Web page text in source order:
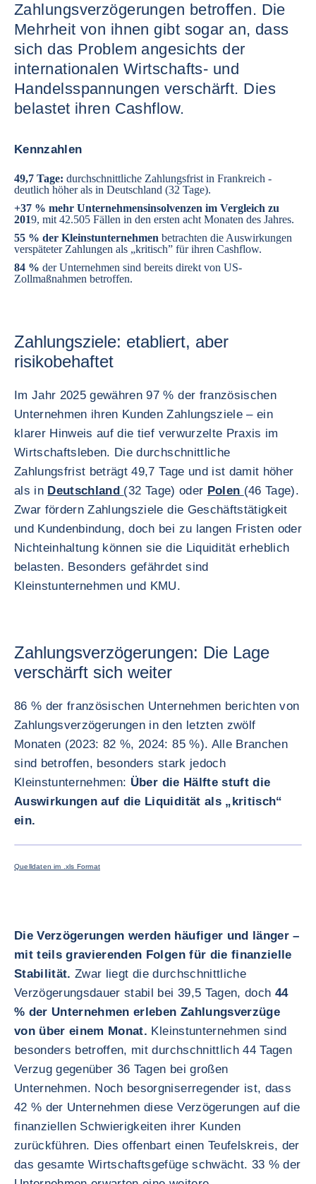
Zahlungsverzögerungen betroffen. Die
Mehrheit von ihnen gibt sogar an, dass
sich das Problem angesichts der
internationalen Wirtschafts- und
Handelsspannungen verschärft. Dies
belastet ihren Cashflow.
Kennzahlen
49,7 Tage: durchschnittliche Zahlungsfrist in Frankreich -
deutlich höher als in Deutschland (32 Tage).
+37 % mehr Unternehmensinsolvenzen im Vergleich zu
2019, mit 42.505 Fällen in den ersten acht Monaten des Jahres.
55 % der Kleinstunternehmen betrachten die Auswirkungen
verspäteter Zahlungen als „kritisch” für ihren Cashflow.
84 % der Unternehmen sind bereits direkt von US-
Zollmaßnahmen betroffen.
Zahlungsziele: etabliert, aber
risikobehaftet
Im Jahr 2025 gewähren 97 % der französischen
Unternehmen ihren Kunden Zahlungsziele – ein
klarer Hinweis auf die tief verwurzelte Praxis im
Wirtschaftsleben. Die durchschnittliche
Zahlungsfrist beträgt 49,7 Tage und ist damit höher
als in Deutschland (32 Tage) oder Polen (46 Tage).
Zwar fördern Zahlungsziele die Geschäftstätigkeit
und Kundenbindung, doch bei zu langen Fristen oder
Nichteinhaltung können sie die Liquidität erheblich
belasten. Besonders gefährdet sind
Kleinstunternehmen und KMU.
Zahlungsverzögerungen: Die Lage
verschärft sich weiter
86 % der französischen Unternehmen berichten von
Zahlungsverzögerungen in den letzten zwölf
Monaten (2023: 82 %, 2024: 85 %). Alle Branchen
sind betroffen, besonders stark jedoch
Kleinstunternehmen: Über die Hälfte stuft die
Auswirkungen auf die Liquidität als „kritisch“
ein.
Quelldaten im .xls Format
Die Verzögerungen werden häufiger und länger –
mit teils gravierenden Folgen für die finanzielle
Stabilität. Zwar liegt die durchschnittliche
Verzögerungsdauer stabil bei 39,5 Tagen, doch 44
% der Unternehmen erleben Zahlungsverzüge
von über einem Monat. Kleinstunternehmen sind
besonders betroffen, mit durchschnittlich 44 Tagen
Verzug gegenüber 36 Tagen bei großen
Unternehmen. Noch besorgniserregender ist, dass
42 % der Unternehmen diese Verzögerungen auf die
finanziellen Schwierigkeiten ihrer Kunden
zurückführen. Dies offenbart einen Teufelskreis, der
das gesamte Wirtschaftsgefüge schwächt. 33 % der